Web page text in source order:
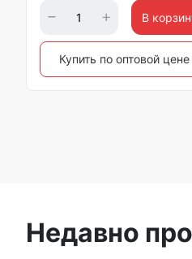
В
Купить по оптовой цене
Недавно